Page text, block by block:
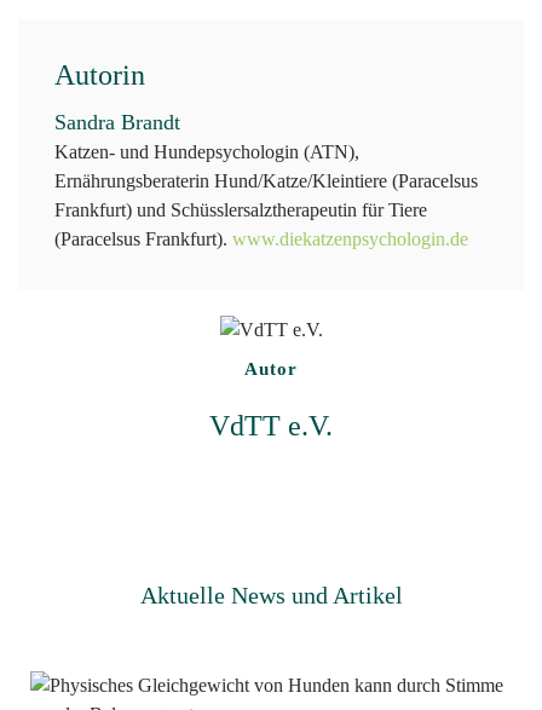
Autorin
Sandra Brandt
Katzen- und Hundepsychologin (ATN),
Ernährungsberaterin Hund/Katze/Kleintiere (Paracelsus
Frankfurt) und Schüsslersalztherapeutin für Tiere
(Paracelsus Frankfurt). www.diekatzenpsychologin.de
Autor
VdTT e.V.
Aktuelle News und Artikel